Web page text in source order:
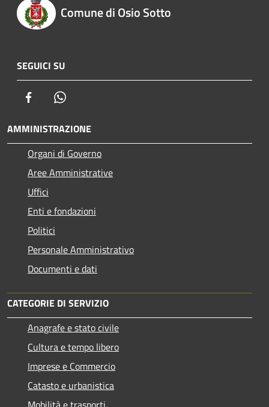
Comune di Osio Sotto
SEGUICI SU
Facebook
AMMINISTRAZIONE
Organi di Governo
Aree Amministrative
Uffici
Enti e fondazioni
Politici
Personale Amministrativo
Documenti e dati
CATEGORIE DI SERVIZIO
Anagrafe e stato civile
Cultura e tempo libero
Imprese e Commercio
Catasto e urbanistica